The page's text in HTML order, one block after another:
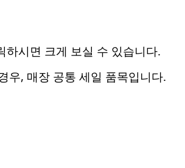
하시면 크게 보실 수 있습니다.
우, 매장 공통 세일 품목입니다.